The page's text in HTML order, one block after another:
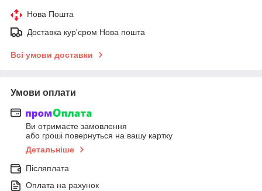
Нова Пошта
Доставка кур'єром Нова пошта
Всі умови доставки
Умови оплати
Ви отримаєте замовлення
або гроші повернуться на вашу картку
Детальніше
Післяплата
Оплата на рахунок